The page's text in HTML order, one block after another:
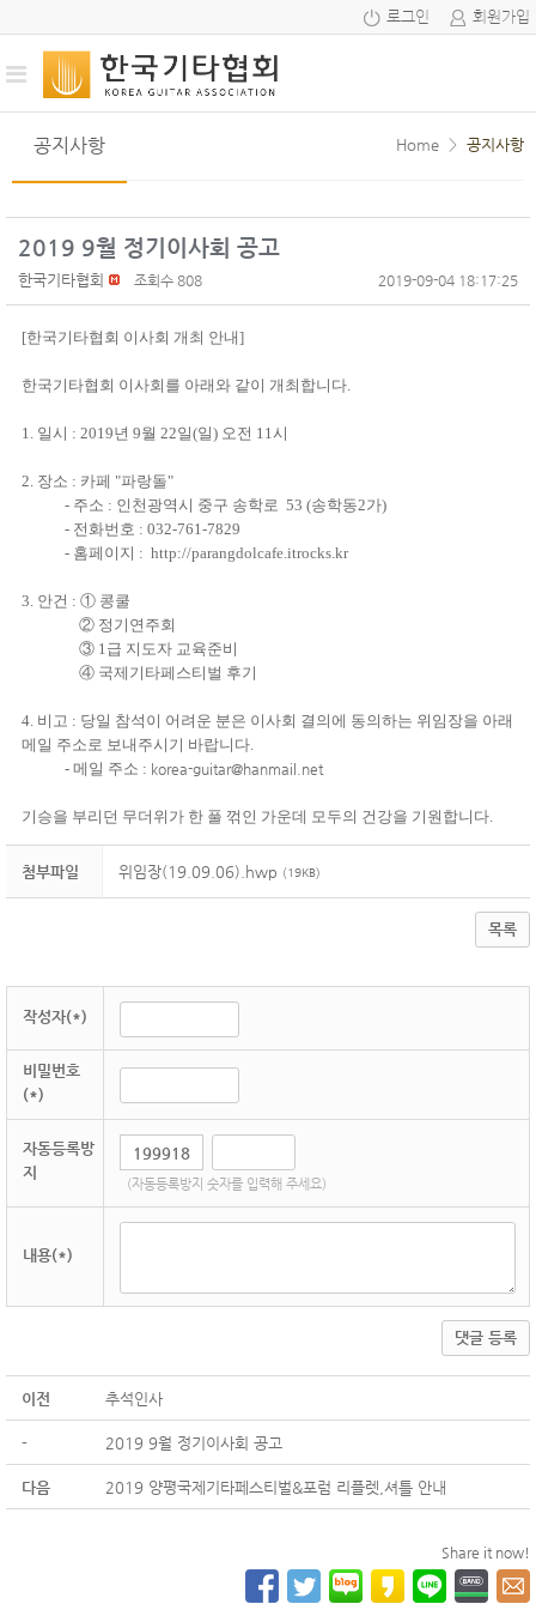
로그인 회원가입
공지사항 Home > 공지사항
2019 9월 정기이사회 공고
한국기타협회 조회수 808 2019-09-04 18:17:25
[한국기타협회 이사회 개최 안내]
한국기타협회 이사회를 아래와 같이 개최합니다.
1. 일시 : 2019년 9월 22일(일) 오전 11시
2. 장소 : 카페 "파랑돌"
- 주소 : 인천광역시 중구 송학로 53 (송학동2가)
- 전화번호 : 032-761-7829
- 홈페이지 : http://parangdolcafe.itrocks.kr
3. 안건 : ① 콩쿨
② 정기연주회
③ 1급 지도자 교육준비
④ 국제기타페스티벌 후기
4. 비고 : 당일 참석이 어려운 분은 이사회 결의에 동의하는 위임장을 아래
메일 주소로 보내주시기 바랍니다.
- 메일 주소 : korea-guitar@hanmail.net
기승을 부리던 무더위가 한 풀 꺾인 가운데 모두의 건강을 기원합니다.
첨부파일 위임장(19.09.06).hwp (19KB)
목록
작성자(*)
비밀번호
(*)
자동등록방
지
(자동등록방지 숫자를 입력해 주세요)
내용(*)
댓글 등록
이전 추석인사
- 2019 9월 정기이사회 공고
다음 2019 양평국제기타페스티벌&포럼 리플렛,셔틀 안내
Share it now!